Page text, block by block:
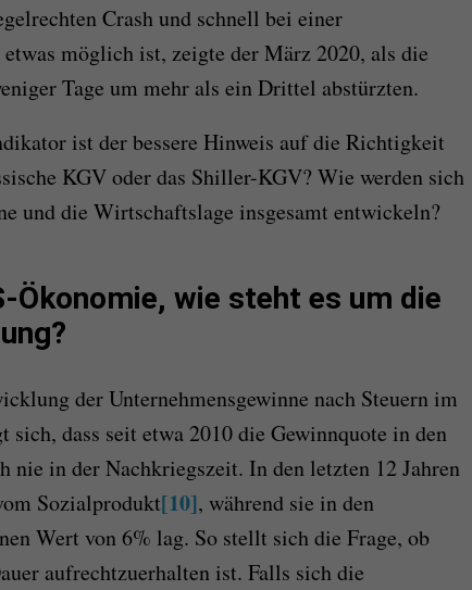
Crash und schnell bei einer
möglich ist, zeigte der März 2020, als die
Tage um mehr als ein Drittel abstürzten.
ist der bessere Hinweis auf die Richtigkeit
KGV oder das Shiller-KGV? Wie werden sich
und die Wirtschaftslage insgesamt entwickeln?
Ökonomie, wie steht es um die
der Unternehmensgewinne nach Steuern im
sich, dass seit etwa 2010 die Gewinnquote in den
nie in der Nachkriegszeit. In den letzten 12 Jahren
Sozialprodukt[10], während sie in den
Wert von 6% lag. So stellt sich die Frage, ob
aufrechtzuerhalten ist. Falls sich die